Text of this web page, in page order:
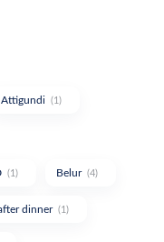
Attigundi (1)
(1) Belur (4)
dinner (1)